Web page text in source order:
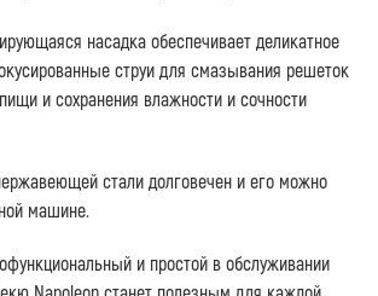
насадка обеспечивает деликатное
струи для смазывания решеток
и сохранения влажности и сочности
стали долговечен и его можно
машине.
и простой в обслуживании